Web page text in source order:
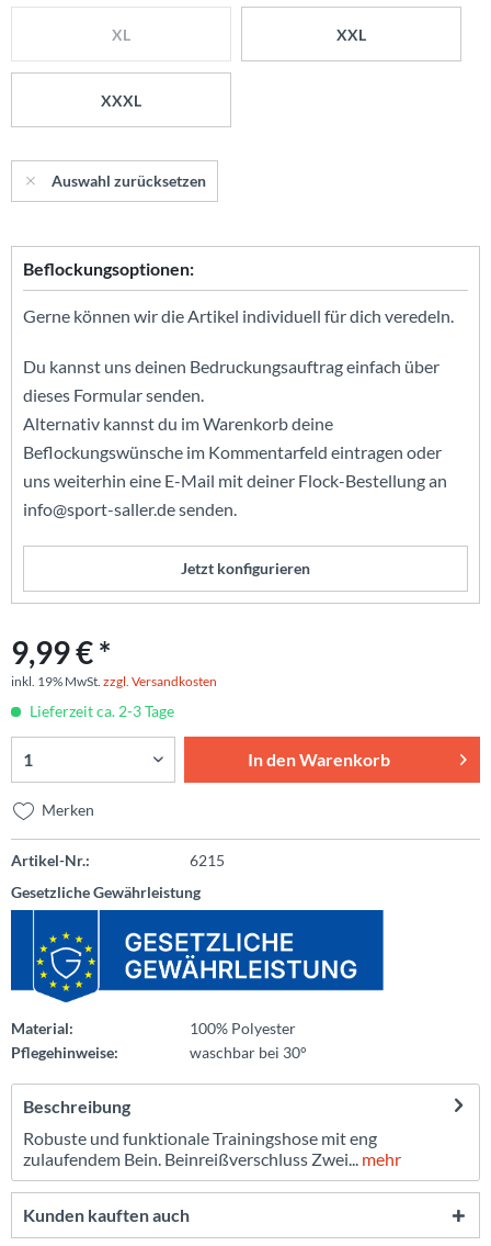
XL XXL
XXXL
Auswahl zurücksetzen
Beflockungsoptionen:
Gerne können wir die Artikel individuell für dich veredeln.
Du kannst uns deinen Bedruckungsauftrag einfach über
dieses Formular senden.
Alternativ kannst du im Warenkorb deine
Beflockungswünsche im Kommentarfeld eintragen oder
uns weiterhin eine E-Mail mit deiner Flock-Bestellung an
info@sport-saller.de senden.
Jetzt konfigurieren
9,99 € *
inkl. 19% MwSt. zzgl. Versandkosten
Lieferzeit ca. 2-3 Tage
In denWarenkorb
Merken
Artikel-Nr.:
6215
Gesetzliche Gewährleistung
Material:
100% Polyester
Pflegehinweise:
waschbar bei 30°
Beschreibung
Robuste und funktionale Trainingshose mit eng
zulaufendem Bein. Beinreißverschluss Zwei... mehr
Kunden kauften auch